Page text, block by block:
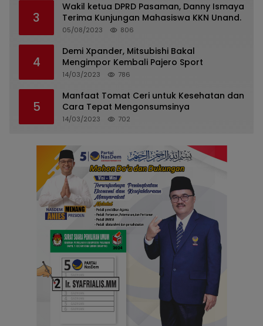
3
Wakil ketua DPRD Pasaman, Danny Ismaya
Terima Kunjungan Mahasiswa KKN Unand.
05/08/2023 806
4
Demi Xpander, Mitsubishi Bakal
Mengimpor Kembali Pajero Sport
14/03/2023 786
5
Manfaat Tomat Ceri untuk Kesehatan dan
Cara Tepat Mengonsumsinya
14/03/2023 702